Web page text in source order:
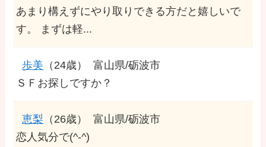
あまり構えずにやり取りできる方だと嬉しいで
す。 まずは軽...
歩美 （24歳）
富山県/砺波市
ＳＦお探しですか？
恵梨 （26歳）
富山県/砺波市
恋人気分で(^-^)